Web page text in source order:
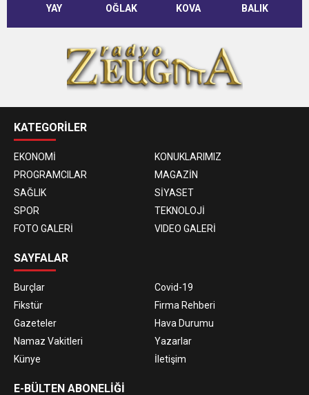
YAY OĞLAK KOVA BALIK
KATEGORİLER
EKONOMİ
KONUKLARIMIZ
PROGRAMCILAR
MAGAZİN
SAĞLIK
SİYASET
SPOR
TEKNOLOJİ
FOTO GALERİ
VIDEO GALERİ
SAYFALAR
Burçlar
Covid-19
Fikstür
Firma Rehberi
Gazeteler
Hava Durumu
Namaz Vakitleri
Yazarlar
Künye
İletişim
E-BÜLTEN ABONELİĞİ